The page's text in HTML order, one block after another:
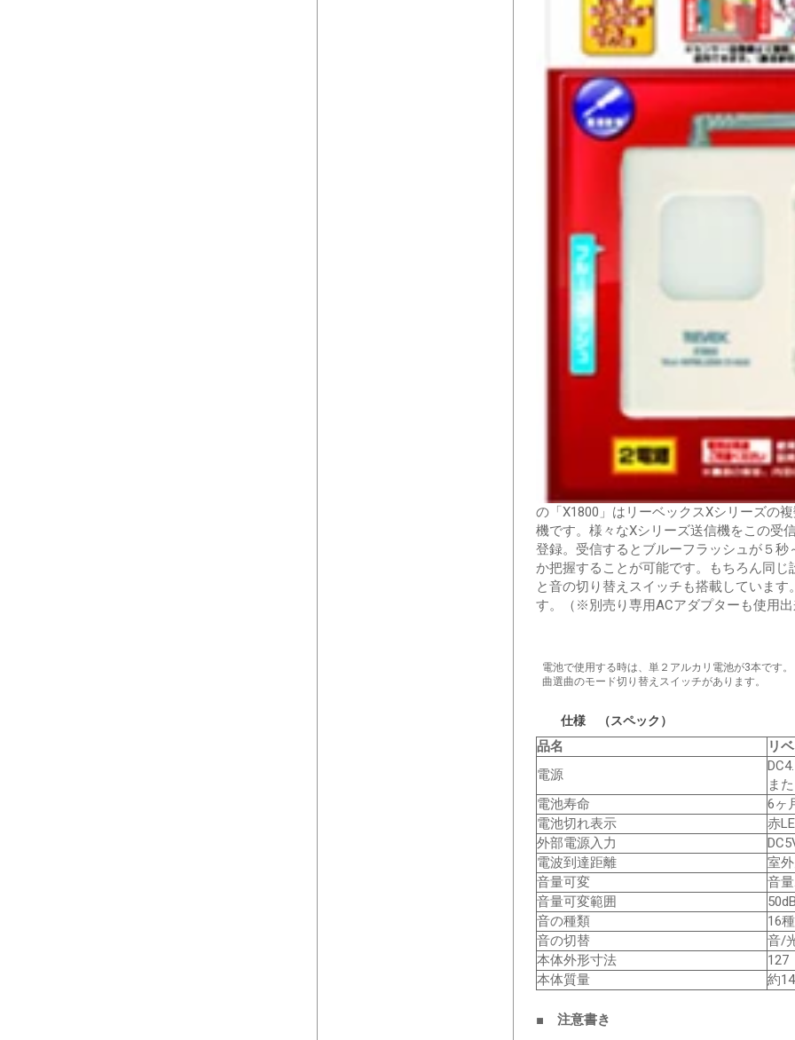
の「X1800」はリーベックスXシリーズの
機です。様々なXシリーズ送信機をこの受
登録。受信するとブルーフラッシュが５
か把握することが可能です。もちろん同
と音の切り替えスイッチも搭載していま
す。（※別売り専用ACアダプターも使用
電池で使用する時は、単２アルカリ電池が3本です
曲選曲のモード切り替えスイッチがあります。
仕様 （スペック）
品名
リ
電源
ま
電池寿命
6ヶ
電池切れ表示
赤
外部電源入力
電波到達距離
室
音量可変
音
音量可変範囲
音の種類
16
音の切替
音/
本体外形寸法
127
本体質量
約
■ 注意書き